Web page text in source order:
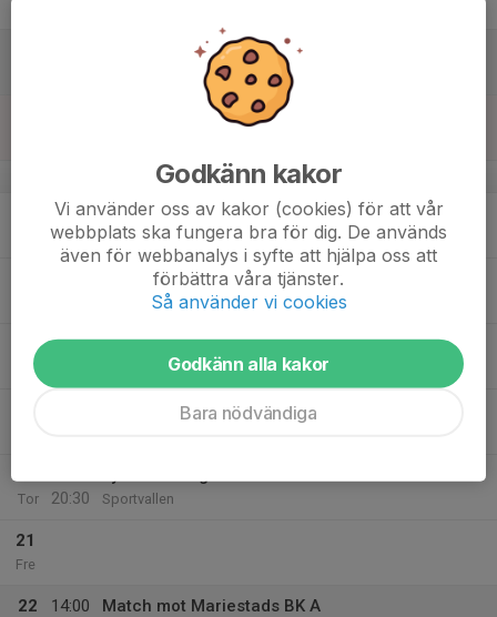
v.8
20:00
21:45
Träning
Odenvi Konstgräs
Ons
18:30
Träning
Ållevi Konstgräs
CL och Pizza
Tor
20:30
Sportvallen
21
Fre
22
14:00
Match mot Mariestads BK A
Godkänn kakor
Vi använder oss av kakor (cookies) för att vår
webbplats ska fungera bra för dig. De används
även för webbanalys i syfte att hjälpa oss att
förbättra våra tjänster.
Så använder vi cookies
Godkänn alla kakor
Bara nödvändiga